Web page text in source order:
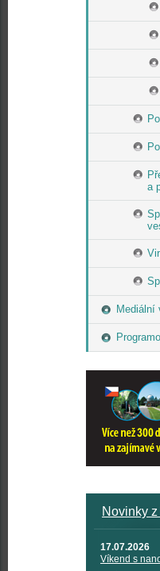
a
Mediální
Novinky
17.07.2026
Víkend s